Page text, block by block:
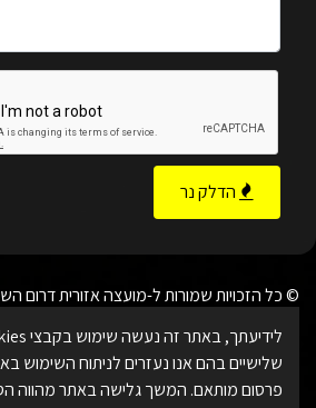
הדלק נר
© כל הזכויות שמורות ל-מועצה אזורית דרום
מפת האתר|תנאי שימוש| מדיניות פרטיות|
העדפות Cookies
שלישיים בהם אנו נעזרים לניתוח השימוש
פרסום מותאם. המשך גלישה באתר מהווה